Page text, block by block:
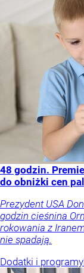
48 godzin.
do obniżki cen
Prezydent USA
godzin cieśnina
rokowania z
nie spadają.
Dodatki i programy